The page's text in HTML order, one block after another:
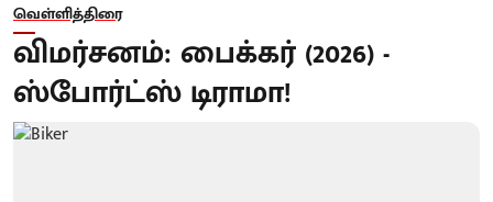
வெள்ளித்திரை
விமர்சனம்: பைக்கர் (2026) -
ஸ்போர்ட்ஸ் டிராமா!